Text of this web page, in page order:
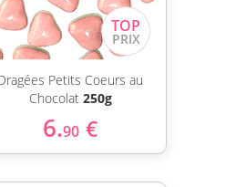
Petits Coeurs au
Chocolat 250g
6.90 €